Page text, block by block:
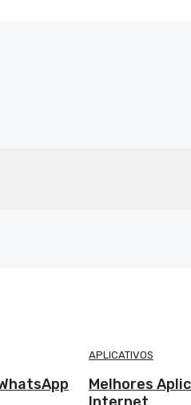
APLICATIVOS
Melhores
Internet